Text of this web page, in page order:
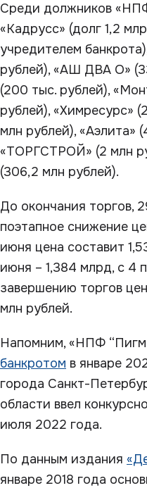
Среди должников
«Кадрусс» (долг 1,2
учредителем
рублей), «АШ ДВА О»
(200 тыс. рублей),
рублей), «Химресурс»
млн рублей), «Аэлита»
«ТОРГСТРОЙ» (2 млн
(306,2 млн рублей).
До окончания торгов,
поэтапное снижение
июня цена составит
июня – 1,384 млрд, с 4
завершению торгов
млн рублей.
Напомним, «НПФ
банкротом в январе
города Санкт-
области ввел
июля 2022 года.
По данным издания
январе 2018 года